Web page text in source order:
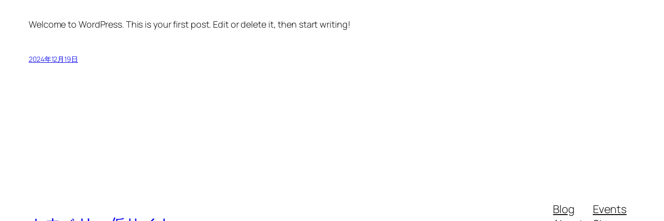
Welcome to WordPress. This is your first post. Edit or delete it, then start writing!
2024年12月19日
Blog
Events